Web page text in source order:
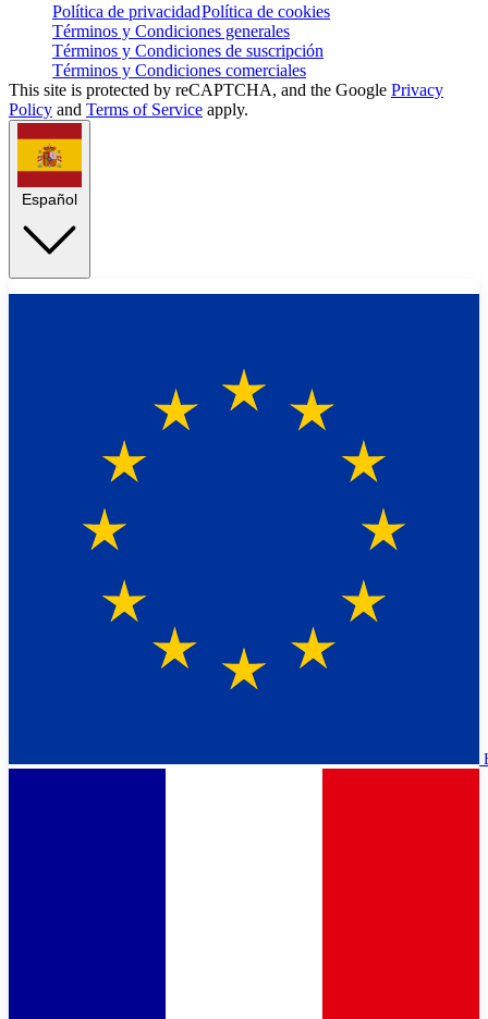
Política de privacidadPolítica de cookies
Términos y Condiciones generales
Términos y Condiciones de suscripción
Términos y Condiciones comerciales
This site is protected by reCAPTCHA, and the Google Privacy
Policy and Terms of Service apply.
Español